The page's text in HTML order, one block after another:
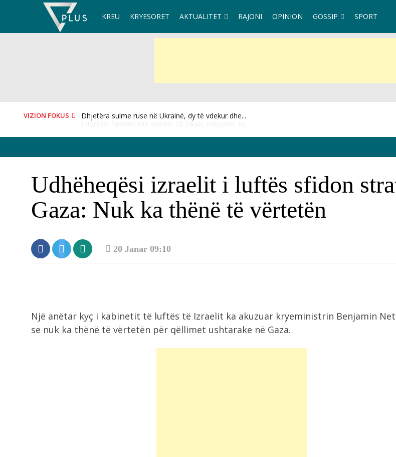
KREU KRYESORET AKTUALITET RAJONI OPINION GOSSIP SPORT
VIZION FOKUS I dorëzoi fanelën me numrin 10 Salah, mësohet se...
Udhëheqësi izraelit i luftës sfidon
Gaza: Nuk ka thënë të vërtetën
20 Janar 09:10
Një anëtar kyç i kabinetit të luftës të Izraelit ka akuzuar kryeministrin Benjamin
se nuk ka thënë të vërtetën për qëllimet ushtarake në Gaza.